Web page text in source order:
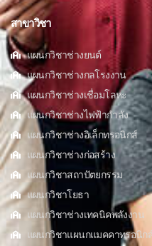
สาขาวิชา
แผนกวิชาช่างยนต์
แผนกวิชาช่างกลโรงงาน
แผนกวิชาช่างเชื่อมโลหะ
แผนกวิชาช่างไฟฟ้ากำลัง
แผนกวิชาช่างอิเล็กทรอนิกส์
แผนกวิชาช่างก่อสร้าง
แผนกวิชาสถาปัตยกรรม
แผนกวิชาโยธา
แผนกวิชาช่างเทคนิคพลังงาน
แผนกวิชาแผนกแมคคาทรอนิ